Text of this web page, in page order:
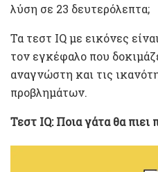
λύση σε 23 δευτερόλεπτα;
Τα τεστ IQ με εικόνες
τον εγκέφαλο που
αναγνώστη και τις
προβλημάτων.
Τεστ IQ: Ποια γάτα θα πιει